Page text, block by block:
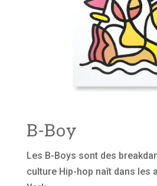
B-Boy
Les B-Boys sont des
culture Hip-hop naît dans les